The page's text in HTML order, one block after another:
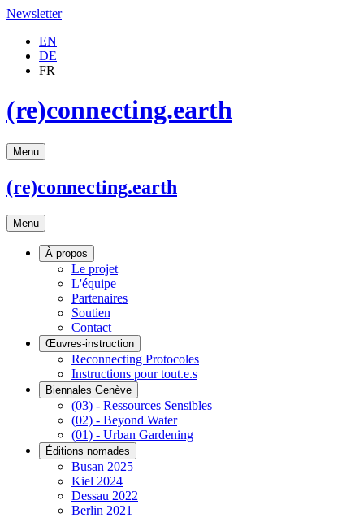
Newsletter
EN
DE
FR
(re)connecting.earth
Menu
(re)connecting.earth
Menu
À propos
Le projet
L'équipe
Partenaires
Soutien
Contact
Œuvres-instruction
Reconnecting Protocoles
Instructions pour tout.e.s
Biennales Genève
(03) - Ressources Sensibles
(02) - Beyond Water
(01) - Urban Gardening
Éditions nomades
Busan 2025
Kiel 2024
Dessau 2022
Berlin 2021